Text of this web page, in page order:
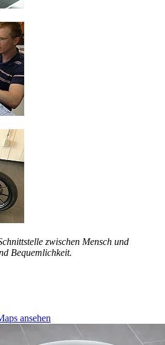
zwischen Mensch und
Bequemlichkeit.
ansehen